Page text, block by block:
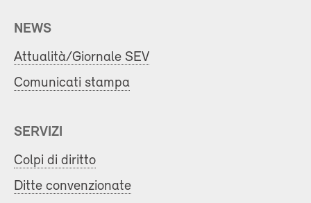
NEWS
Attualità/Giornale SEV
Comunicati stampa
SERVIZI
Colpi di diritto
Ditte convenzionate